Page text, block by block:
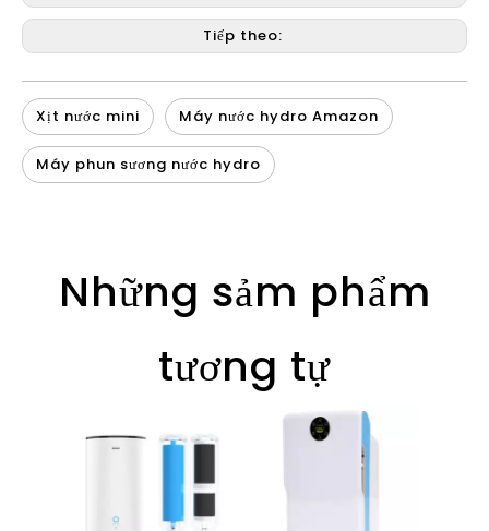
Tiếp theo:
Xịt nước mini Máy nước hydro Amazon
Máy phun sương nước hydro
Những sảm phẩm
tương tự